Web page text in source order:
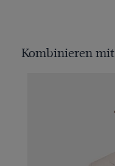
Kombinieren mit